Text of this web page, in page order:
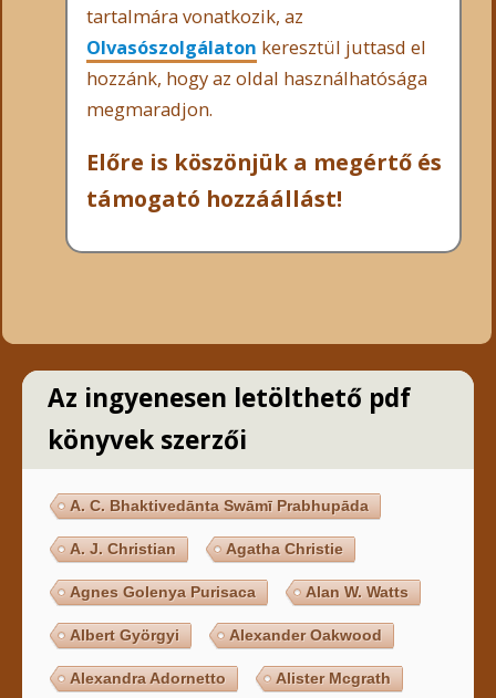
tartalmára vonatkozik, az
Olvasószolgálaton keresztül juttasd el
hozzánk, hogy az oldal használhatósága
megmaradjon.
Előre is köszönjük a megértő és
támogató hozzáállást!
Az ingyenesen letölthető pdf
könyvek szerzői
A. C. Bhaktivedānta Swāmī Prabhupāda
A. J. Christian Agatha Christie
Agnes Golenya Purisaca Alan W. Watts
Albert Györgyi Alexander Oakwood
Alexandra Adornetto Alister Mcgrath